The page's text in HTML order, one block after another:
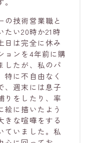
の技術営業職と
たい20時か21時
日は完全に休み
ョンを4年前に購
したが、私のパ
に不自由なく
、週末には息子
りをしたり、率
に描いたよう
きな喧嘩をする
ていました。私